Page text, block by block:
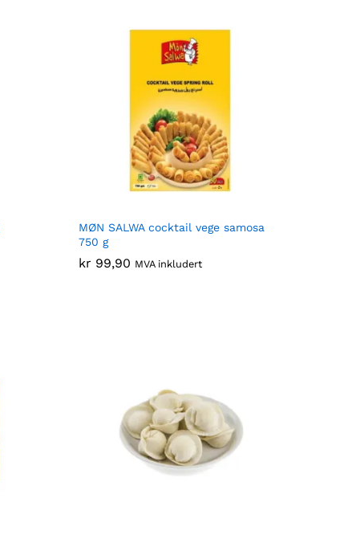
MØN SALWA cocktail vege samosa
750 g
kr 99,90 MVA inkludert
kr 99,90